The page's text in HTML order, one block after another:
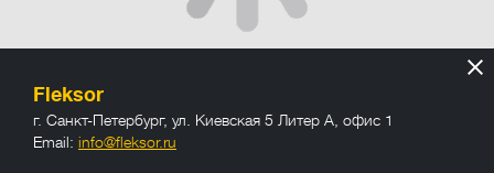
Fleksor
г. Санкт-Петербург, ул. Киевская 5 Литер А, офис 1
Email: info@fleksor.ru
info@fleksor.ru